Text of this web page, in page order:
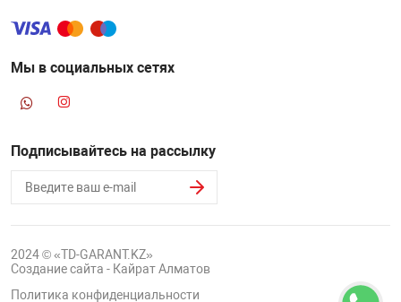
Мы в социальных сетях
Подписывайтесь на рассылку
2024 © «TD-GARANT.KZ»
Создание сайта - Кайрат Алматов
Политика конфиденциальности